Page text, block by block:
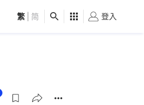
觀點 健康 好食玩飛
繁 简 登入